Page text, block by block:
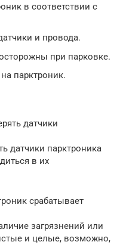
в соответствии с
и провода.
при парковке.
парктроник.
датчики
датчики парктроника
в их
срабатывает
загрязнений или
и целые, возможно,